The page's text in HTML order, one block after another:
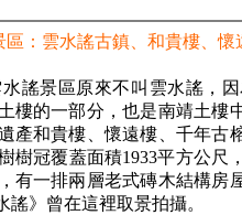
區：雲水謠古鎮、和貴樓、
謠景區原來不叫雲水謠，
樓的一部分，也是南靖土樓
產和貴樓、懷遠樓、千年古
樹冠覆蓋面積1933平方公尺
有一排兩層老式磚木結構房
》曾在這裡取景拍攝。